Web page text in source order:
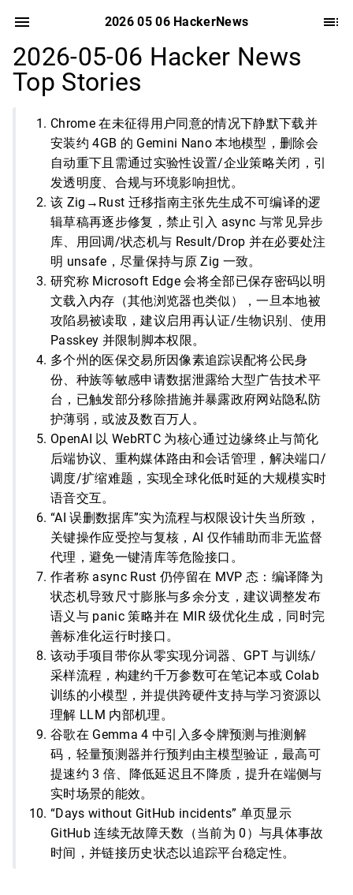
2026 05 06 HackerNews
2026-05-06 Hacker News
Top Stories
Chrome 在未征得用户同意的情况下静默下载并
安装约 4GB 的 Gemini Nano 本地模型，删除会
自动重下且需通过实验性设置/企业策略关闭，引
发透明度、合规与环境影响担忧。
该 Zig→Rust 迁移指南主张先生成不可编译的逻
辑草稿再逐步修复，禁止引入 async 与常见异步
库、用回调/状态机与 Result/Drop 并在必要处注
明 unsafe，尽量保持与原 Zig 一致。
研究称 Microsoft Edge 会将全部已保存密码以明
文载入内存（其他浏览器也类似），一旦本地被
攻陷易被读取，建议启用再认证/生物识别、使用
Passkey 并限制脚本权限。
多个州的医保交易所因像素追踪误配将公民身
份、种族等敏感申请数据泄露给大型广告技术平
台，已触发部分移除措施并暴露政府网站隐私防
护薄弱，或波及数百万人。
OpenAI 以 WebRTC 为核心通过边缘终止与简化
后端协议、重构媒体路由和会话管理，解决端口/
调度/扩缩难题，实现全球化低时延的大规模实时
语音交互。
“AI 误删数据库”实为流程与权限设计失当所致，
关键操作应受控与复核，AI 仅作辅助而非无监督
代理，避免一键清库等危险接口。
作者称 async Rust 仍停留在 MVP 态：编译降为
状态机导致尺寸膨胀与多余分支，建议调整发布
语义与 panic 策略并在 MIR 级优化生成，同时完
善标准化运行时接口。
该动手项目带你从零实现分词器、GPT 与训练/
采样流程，构建约千万参数可在笔记本或 Colab
训练的小模型，并提供跨硬件支持与学习资源以
理解 LLM 内部机理。
谷歌在 Gemma 4 中引入多令牌预测与推测解
码，轻量预测器并行预判由主模型验证，最高可
提速约 3 倍、降低延迟且不降质，提升在端侧与
实时场景的能效。
“Days without GitHub incidents” 单页显示
GitHub 连续无故障天数（当前为 0）与具体事故
时间，并链接历史状态以追踪平台稳定性。